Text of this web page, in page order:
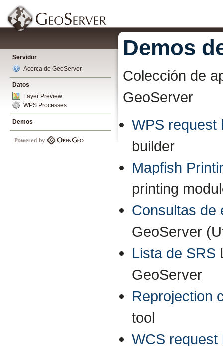
Servidor
Acerca de GeoServer
Datos
Layer Preview
WPS Processes
Demos
Demos
Colección de
GeoServer
WPS request
builder
Mapfish
printing
Consultas de
GeoServer
Lista de SRS
GeoServer
Reprojection
tool
WCS request